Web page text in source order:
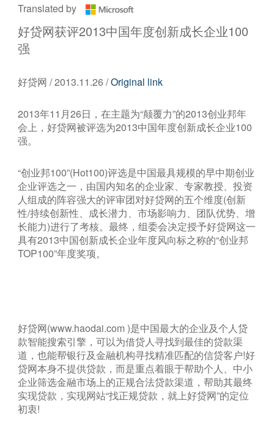
Translated by
好贷网获评2013中国年度创新成长企业100
强
好贷网 / 2013.11.26 /Original link
2013年11月26日，在主题为“颠覆力”的2013创业邦年
会上，好贷网被评选为2013中国年度创新成长企业100
强。
“创业邦100”(Hot100)评选是中国最具规模的早中期创业
企业评选之一，由国内知名的企业家、专家教授、投资
人组成的阵容强大的评审团对好贷网的五个维度(创新
性/持续创新性、成长潜力、市场影响力、团队优势、增
长能力)进行了考核。最终，组委会决定授予好贷网这一
具有2013中国创新成长企业年度风向标之称的“创业邦
TOP100”年度奖项。
好贷网(www.haodai.com )是中国最大的企业及个人贷
款智能搜索引擎，可以为借贷人寻找到最佳的贷款渠
道，也能帮银行及金融机构寻找精准匹配的信贷客户!好
贷网本身不提供贷款，而是重点着眼于帮助个人、中小
企业筛选金融市场上的正规合法贷款渠道，帮助其最终
实现贷款，实现网站“找正规贷款，就上好贷网”的定位
初衷!